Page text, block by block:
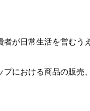
が日常生活を営むう
における商品の販売